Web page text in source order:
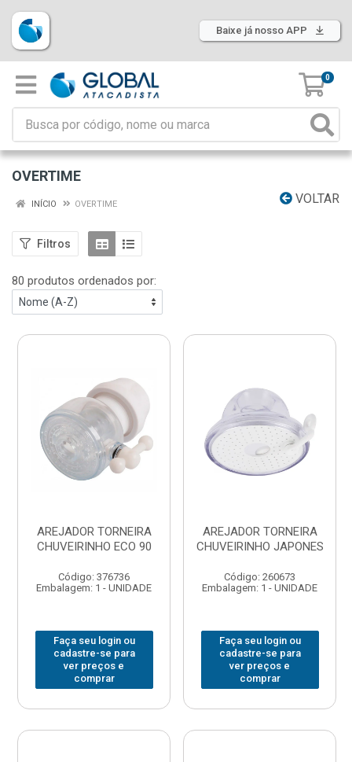
Baixe já nosso APP
0
OVERTIME
VOLTAR
INÍCIO OVERTIME
Filtros
80 produtos ordenados por:
AREJADOR TORNEIRA
CHUVEIRINHO ECO 90
Código: 376736
Embalagem: 1 - UNIDADE
Faça seu login ou
cadastre-se para
ver preços e
comprar
AREJADOR TORNEIRA
CHUVEIRINHO JAPONES
Código: 260673
Embalagem: 1 - UNIDADE
Faça seu login ou
cadastre-se para
ver preços e
comprar